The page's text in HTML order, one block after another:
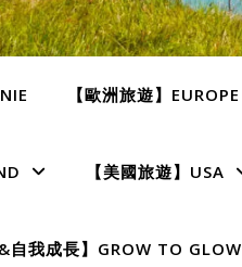
【歐洲旅遊】EUROPE
【美國旅遊】USA
&自我成長】GROW TO GLOW